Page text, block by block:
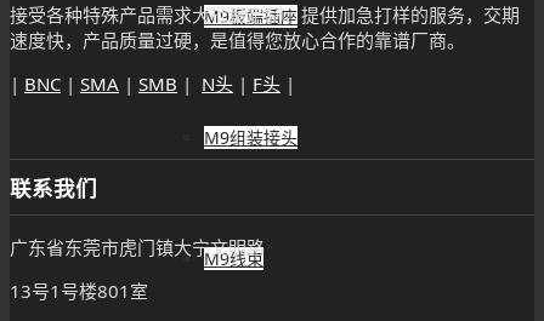
M9板端插座
M9组装接头
M9线束
接受各种特殊产品需求大批量定制，提供加急打样的服务，交期
速度快，产品质量过硬，是值得您放心合作的靠谱厂商。
| BNC | SMA | SMB | N头 | F头 |
联系我们
广东省东莞市虎门镇大宁文明路
13号1号楼801室